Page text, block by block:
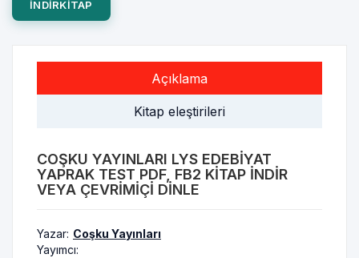
INDIRKITAP
Açıklama
Kitap eleştirileri
COŞKU YAYINLARI LYS EDEBIYAT
YAPRAK TEST PDF, FB2 KITAP INDIR
VEYA ÇEVRIMIÇI DINLE
Yazar: Coşku Yayınları
Yayımcı: